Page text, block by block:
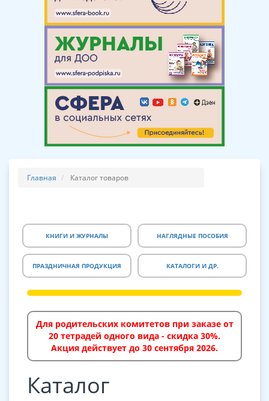
Главная Каталог товаров
КНИГИ И ЖУРНАЛЫ НАГЛЯДНЫЕ ПОСОБИЯ
ПРАЗДНИЧНАЯ ПРОДУКЦИЯ КАТАЛОГИ И ДР.
Для родительских комитетов при заказе от
20 тетрадей одного вида - скидка 30%.
Акция действует до 30 сентября 2026.
Каталог